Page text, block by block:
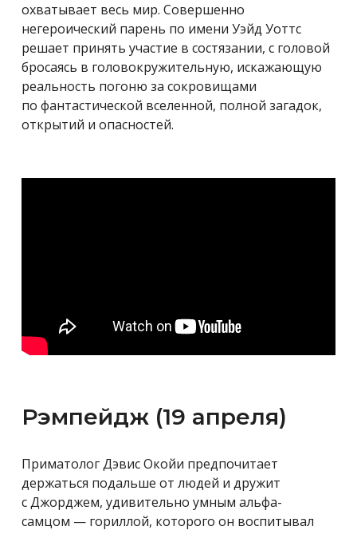
охватывает весь мир. Совершенно
негероический парень по имени Уэйд Уоттс
решает принять участие в состязании, с головой
бросаясь в головокружительную, искажающую
реальность погоню за сокровищами
по фантастической вселенной, полной загадок,
открытий и опасностей.
Рэмпейдж (19 апреля)
Приматолог Дэвис Окойи предпочитает
держаться подальше от людей и дружит
с Джорджем, удивительно умным альфа-
самцом — гориллой, которого он воспитывал